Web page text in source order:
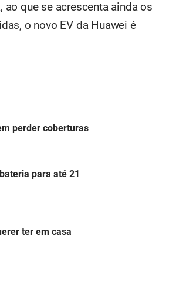
que se acrescenta ainda os
o novo EV da Huawei é
perder coberturas
para até 21
ter em casa